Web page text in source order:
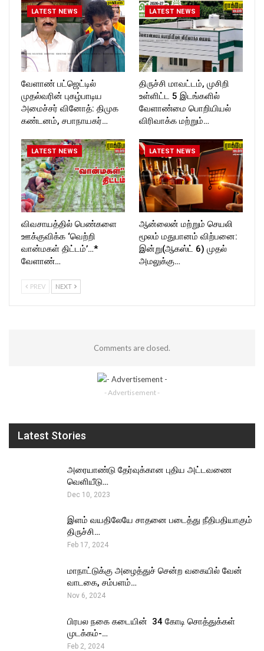
LATEST NEWS
வேளாண் பட்ஜெட்டில்
முதல்வரின் புகழ்பாடிய
அமைச்சர் வினோத்: திமுக
கண்டனம், சபாநாயகர்…
LATEST NEWS
திருச்சி மாவட்டம், முசிறி
உள்ளிட்ட 5 இடங்களில்
வேளாண்மை பொறியியல்
விரிவாக்க மற்றும்…
LATEST NEWS
விவசாயத்தில் பெண்களை
ஊக்குவிக்க ‘வெற்றி
வான்மகள் திட்டம்’…*
வேளாண்…
LATEST NEWS
ஆன்லைன் மற்றும் செயலி
மூலம் மதுபானம் விற்பனை:
இன்று(ஆகஸ்ட் 6) முதல்
அமலுக்கு…
PREV NEXT
Comments are closed.
- Advertisement -
Latest Stories
அரையாண்டு தேர்வுக்கான புதிய அட்டவணை
வெளியீடு…
Dec 10, 2023
இளம் வயதிலேயே சாதனை படைத்து நீதிபதியாகும்
திருச்சி…
Feb 17, 2024
மாநாட்டுக்கு அழைத்துச் சென்ற வகையில் வேன்
வாடகை, சம்பளம்…
Nov 6, 2024
பிரபல நகை கடையின் ₹ 34 கோடி சொத்துக்கள்
முடக்கம்-…
Feb 2, 2024